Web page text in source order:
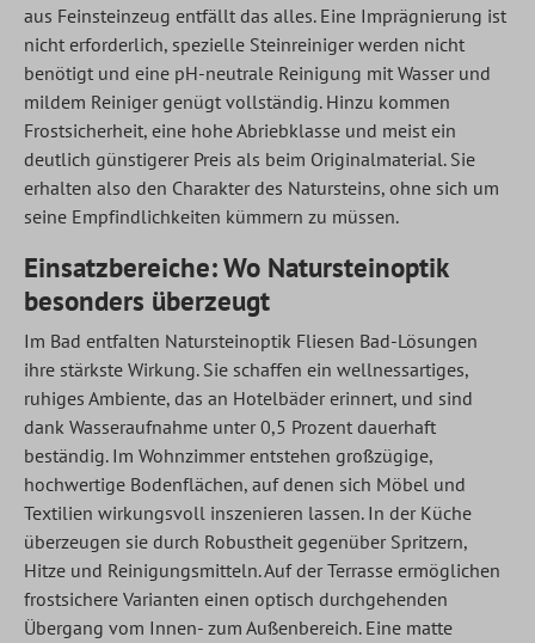
aus Feinsteinzeug entfällt das alles. Eine Imprägnierung ist
nicht erforderlich, spezielle Steinreiniger werden nicht
benötigt und eine pH-neutrale Reinigung mit Wasser und
mildem Reiniger genügt vollständig. Hinzu kommen
Frostsicherheit, eine hohe Abriebklasse und meist ein
deutlich günstigerer Preis als beim Originalmaterial. Sie
erhalten also den Charakter des Natursteins, ohne sich um
seine Empfindlichkeiten kümmern zu müssen.
Einsatzbereiche: Wo Natursteinoptik
besonders überzeugt
Im Bad entfalten Natursteinoptik Fliesen Bad-Lösungen
ihre stärkste Wirkung. Sie schaffen ein wellnessartiges,
ruhiges Ambiente, das an Hotelbäder erinnert, und sind
dank Wasseraufnahme unter 0,5 Prozent dauerhaft
beständig. Im Wohnzimmer entstehen großzügige,
hochwertige Bodenflächen, auf denen sich Möbel und
Textilien wirkungsvoll inszenieren lassen. In der Küche
überzeugen sie durch Robustheit gegenüber Spritzern,
Hitze und Reinigungsmitteln. Auf der Terrasse ermöglichen
frostsichere Varianten einen optisch durchgehenden
Übergang vom Innen- zum Außenbereich. Eine matte